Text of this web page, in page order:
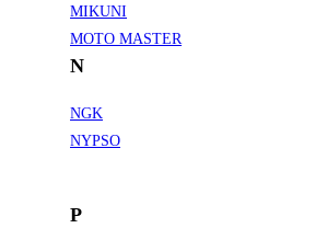
MIKUNI
MOTO MASTER
N
NGK
NYPSO
P